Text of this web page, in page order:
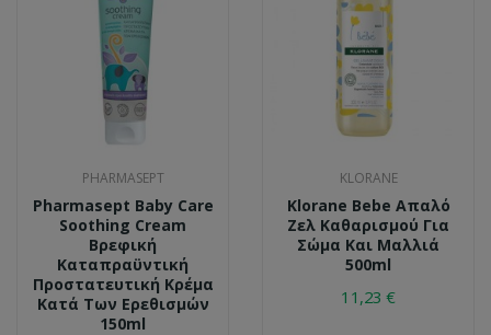
PHARMASEPT
Pharmasept Baby Care
Soothing Cream
Βρεφική
Καταπραϋντική
Προστατευτική Κρέμα
Κατά Των Ερεθισμών
150ml
KLORANE
Klorane Bebe Απαλό
Ζελ Καθαρισμού Για
Σώμα Και Μαλλιά
500ml
11,23 €